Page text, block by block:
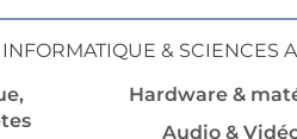
INFORMATIQUE & SCIENCES
Hardware &
Audio &